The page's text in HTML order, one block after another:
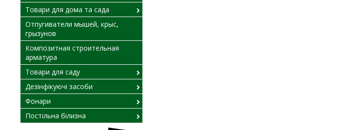
Товари для дома та сада
Отпугиватели мышей, крыс,
грызунов
Композитная строительная
арматура
Товари для саду
Дезінфікуючі засоби
Фонари
Постільна білизна